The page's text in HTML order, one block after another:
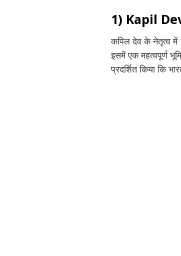
1) Kapil
कपिल देव के नेतृत्व में
इसमें एक महत्वपूर्ण
प्रदर्शित किया कि